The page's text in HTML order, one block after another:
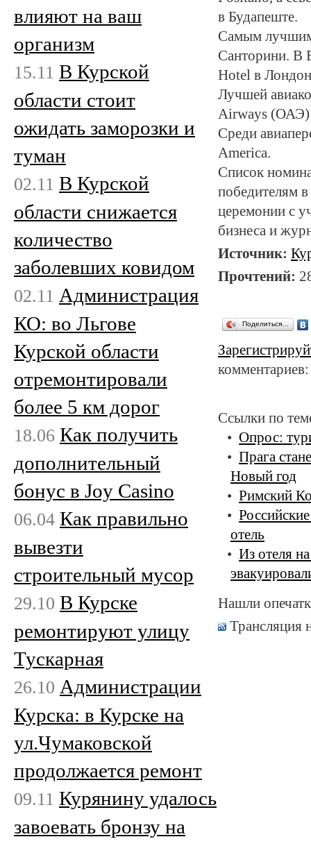
в Будапеште.
Самым лучшим
Санторини. В
Hotel в
Лучшей
Airways (ОАЭ)
Среди
America.
Список
победителям
церемонии с
бизнеса и
Источник:
Прочтений:
Поделиться…
Ссылки по
Опрос:
Прага
Новый год
Римский
отель
Из отеля
Нашли
Трансляция
влияют на ваш
организм
15.11 В Курской
области стоит
ожидать заморозки и
туман
02.11 В Курской
области снижается
количество
заболевших ковидом
02.11 Администрация
КО: во Льгове
Курской области
отремонтировали
более 5 км дорог
18.06 Как получить
дополнительный
бонус в Joy Casino
06.04 Как правильно
вывезти
строительный мусор
29.10 В Курске
ремонтируют улицу
Тускарная
26.10 Администрации
Курска: в Курске на
ул.Чумаковской
продолжается ремонт
09.11 Курянину удалось
завоевать бронзу на